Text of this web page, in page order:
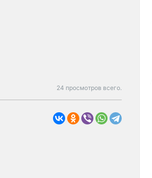
24 просмотров всего.